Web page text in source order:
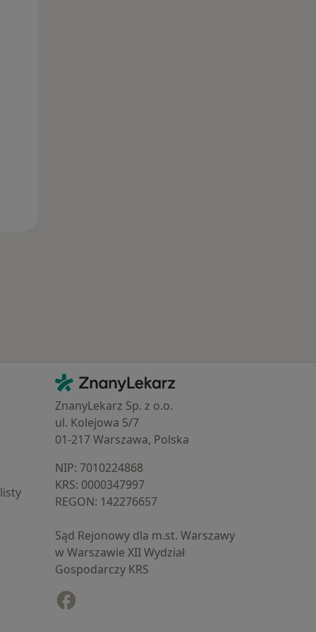
Kontakt
ZnanyLekarz - Strona główna
ZnanyLekarz Sp. z o.o.
ul. Kolejowa 5/7
01-217 Warszawa, Polska
NIP: ⁠7010224868
KRS: ⁠0000347997
REGON: ⁠142276657
Sąd Rejonowy dla m.st. Warszawy
w Warszawie XII Wydział
Gospodarczy KRS